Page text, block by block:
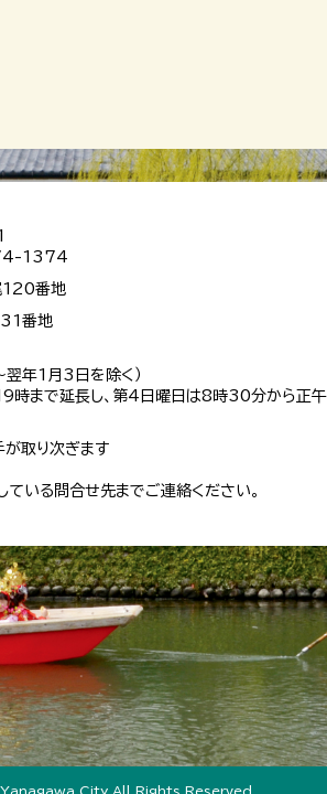
1374
120番地
番地
年1月3日を除く）
時まで延長し、第4日曜日は8時30分から正午
取り次ぎます
いる問合せ先までご連絡ください。
City All Rights Reserved.